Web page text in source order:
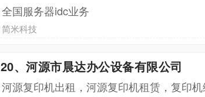
全国服务器idc业务
简米科技
20、河源市晨达办公设备有限公司
河源复印机出租，河源复印机租赁，复印